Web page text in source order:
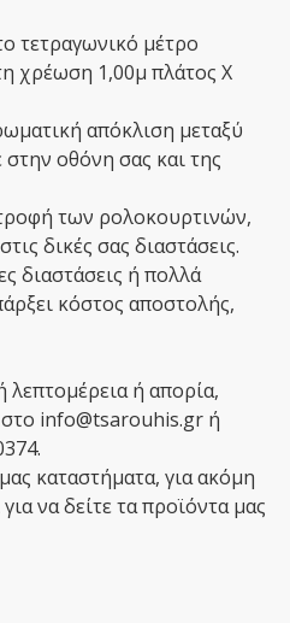
τετραγωνικό μέτρο
χρέωση 1,00μ πλάτος Χ
απόκλιση μεταξύ
οθόνη σας και της
των ρολοκουρτινών,
δικές σας διαστάσεις.
διαστάσεις ή πολλά
κόστος αποστολής,
λεπτομέρεια ή απορία,
στο info@tsarouhis.gr ή
καταστήματα, για ακόμη
να δείτε τα προϊόντα μας